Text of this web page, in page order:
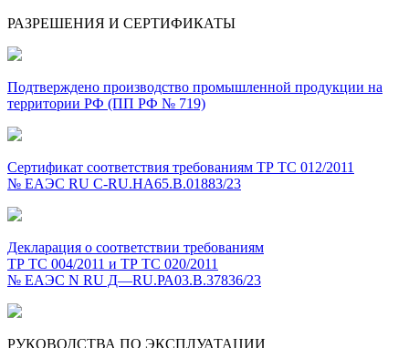
РАЗРЕШЕНИЯ И СЕРТИФИКАТЫ
Подтверждено производство промышленной продукции на
территории РФ (ПП РФ № 719)
Сертификат соответствия требованиям ТР ТС 012/2011
№ ЕАЭС RU C-RU.HA65.B.01883/23
Декларация о соответствии требованиям
ТР ТС 004/2011 и ТР ТС 020/2011
№ ЕАЭС N RU Д—RU.РА03.В.37836/23
РУКОВОДСТВА ПО ЭКСПЛУАТАЦИИ